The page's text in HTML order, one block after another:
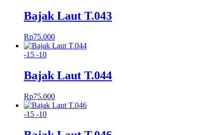
Bajak Laut T.043
Rp75.000
-15 -10
Bajak Laut T.044
Rp75.000
-15 -10